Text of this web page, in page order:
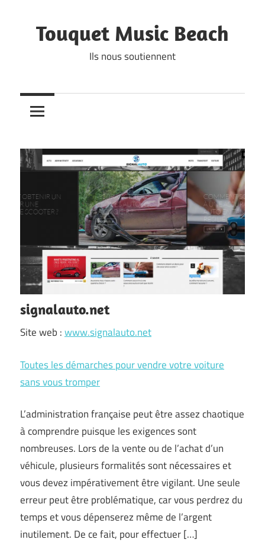
content
Touquet Music Beach
Ils nous soutiennent
signalauto.net
Site web :www.signalauto.net
Toutes les démarches pour vendre votre voiture
sans vous tromper
L’administration française peut être assez chaotique
à comprendre puisque les exigences sont
nombreuses. Lors de la vente ou de l’achat d’un
véhicule, plusieurs formalités sont nécessaires et
vous devez impérativement être vigilant. Une seule
erreur peut être problématique, car vous perdrez du
temps et vous dépenserez même de l’argent
inutilement. De ce fait, pour effectuer […]